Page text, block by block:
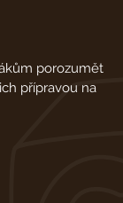
porozumět
přípravou na